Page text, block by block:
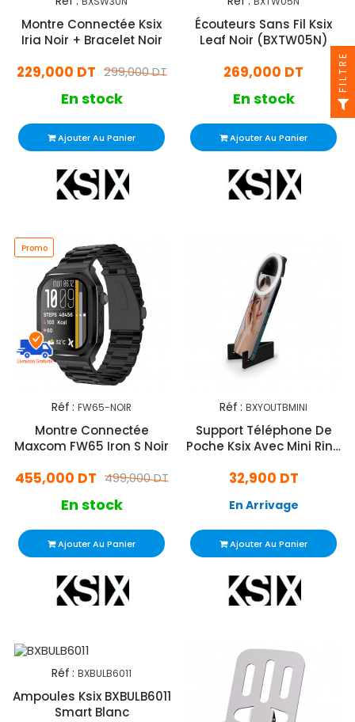
Montre Connectée Ksix
Iria Noir + Bracelet Noir
299,000 DT
229,000 DT
En stock
Ajouter Au Panier
Écouteurs Sans Fil Ksix
Leaf Noir (BXTW05N)
269,000 DT
En stock
Ajouter Au Panier
Promo
Réf : FW65-NOIR
Montre Connectée
Maxcom FW65 Iron S Noir
499,000 DT
455,000 DT
En stock
Ajouter Au Panier
Réf : BXYOUTBMINI
Support Téléphone De
Poche Ksix Avec Mini Ring
32,900 DT
En Arrivage
Ajouter Au Panier
Réf : BXBULB6011
Ampoules Ksix BXBULB6011
Smart Blanc
FILTRE